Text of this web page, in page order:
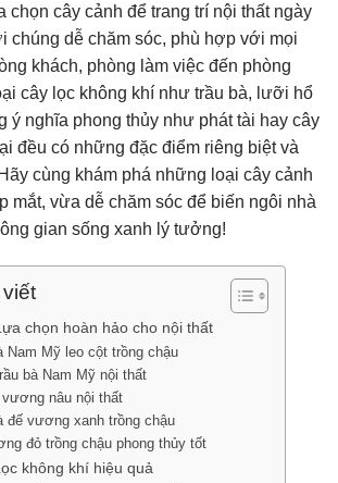
chọn cây cảnh để trang trí nội thất ngày
chúng dễ chăm sóc, phù hợp với mọi
khách, phòng làm việc đến phòng
cây lọc không khí như trầu bà, lưỡi hổ
ý nghĩa phong thủy như phát tài hay cây
đều có những đặc điểm riêng biệt và
cùng khám phá những loại cây cảnh
mắt, vừa dễ chăm sóc để biến ngôi nhà
gian sống xanh lý tưởng!
chọn hoàn hảo cho nội thất
Nam Mỹ leo cột trồng chậu
bà Nam Mỹ nội thất
vương nâu nội thất
đế vương xanh trồng chậu
đỏ trồng chậu phong thủy tốt
không khí hiệu quả